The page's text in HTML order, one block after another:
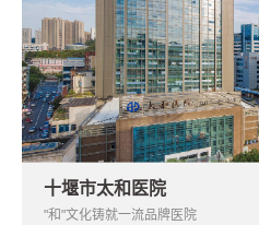
十堰市太和医院
"和"文化铸就一流品牌医院